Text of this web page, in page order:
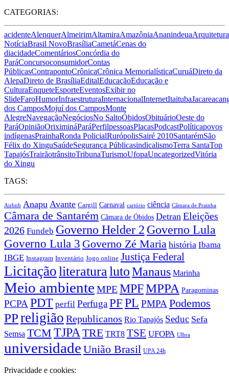
CATEGORIAS:
acidenteAlenquerAlmeirimAltamiraAmazôniaAnanindeuaArquitetura
NotíciaBrasil NovoBrasíliaCametáCenas do
diacidadeComentáriosConcórdia do
ParáConcursoconsumidorContas
PúblicasContrapontoCrônicaCrônica MemorialísticaCuruáDireto da
AlepaDireto de BrasíliaEditalEducaçãoEducação e
CulturaEnqueteEsporteEventosExibir no
SlideFaroHumorInfraestruturaInternacionalInternetItaituba
dos CamposMojuí dos CamposMonte
AlegreNavegaçãoNegóciosNo SaltoÓbidosObituárioOeste do
ParáOpiniãoOriximináParáPerfilpessoasPlacasPodcastPolíticapovos
indígenasPrainhaRonda PolicialRurópolisSairé 2010SantarémSão
Félix do XinguSaúdeSegurança PúblicasindicalismoTerra SantaTop
TapajósTrairãotrânsitoTribunaTurismoUfopaUncategorizedVitória
do Xingu
TAGS:
Airbnb Anapu Avante Cargill Carnaval cartório ciência Câmara de Prainha
Câmara de Santarém Câmara de Óbidos Detran Eleições
2026 Fundeb Governo Helder 2 Governo Lula
Governo Lula 3 Governo Zé Maria história Ibama
IBGE Instagram Inventário Jogo online Justiça Federal
LicitaçãoliteraturalutoManaus Marinha
Meio ambiente MPEMPFMPPA Paragominas
PCPAPDT perfil PerfugaPFPL PMPAPodemos
PPreligião Republicanos Rio Tapajós Seduc Sefa
Semsa TCM TJPATRE TRT8 TSE UFOPA Ulbra
universidade União Brasil UPA 24h
Privacidade e cookies: